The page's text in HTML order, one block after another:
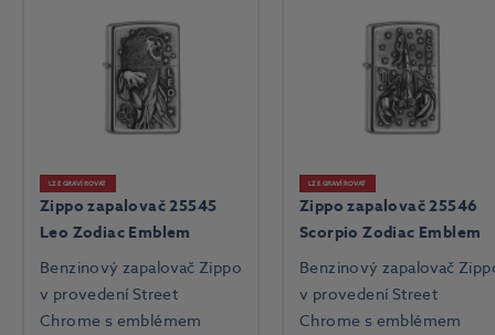
LZE GRAVÍROVAT
Zippo zapalovač 25545
Leo Zodiac Emblem
Benzinový zapalovač Zippo
v provedení Street
Chrome s emblémem
LZE GRAVÍROVAT
Zippo zapalovač 25546
Scorpio Zodiac Emblem
Benzinový zapalovač
v provedení Street
Chrome s emblémem